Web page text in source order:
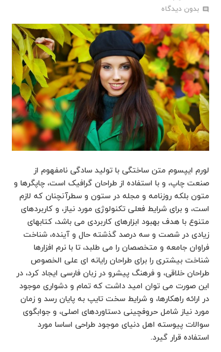
comment بدون دیدگاه
لورم ایپسوم متن ساختگی با تولید سادگی نامفهوم از
صنعت چاپ، و با استفاده از طراحان گرافیک است، چاپگرها و
متون بلکه روزنامه و مجله در ستون و سطرآنچنان که لازم
است، و برای شرایط فعلی تکنولوژی مورد نیاز، و کاربردهای
متنوع با هدف بهبود ابزارهای کاربردی می باشد، کتابهای
زیادی در شصت و سه درصد گذشته حال و آینده، شناخت
فراوان جامعه و متخصصان را می طلبد، تا با نرم افزارها
شناخت بیشتری را برای طراحان رایانه ای علی الخصوص
طراحان خلاقی، و فرهنگ پیشرو در زبان فارسی ایجاد کرد، در
این صورت می توان امید داشت که تمام و دشواری موجود
در ارائه راهکارها، و شرایط سخت تایپ به پایان رسد و زمان
مورد نیاز شامل حروفچینی دستاوردهای اصلی، و جوابگوی
سوالات پیوسته اهل دنیای موجود طراحی اساسا مورد
استفاده قرار گیرد.